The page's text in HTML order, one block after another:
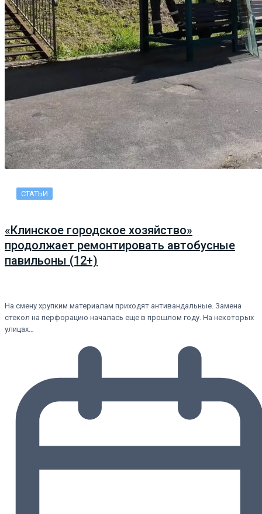
СТАТЬИ
«Клинское городское хозяйство»
продолжает ремонтировать автобусные
павильоны (12+)
На смену хрупким материалам приходят антивандальные. Замена
стекол на перфорацию началась еще в прошлом году. На некоторых
улицах…